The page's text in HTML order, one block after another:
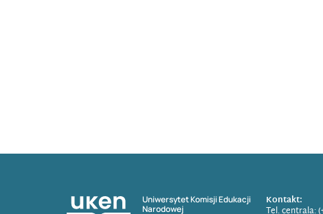
Uniwersytet Komisji Edukacji
Narodowej
Kontakt: